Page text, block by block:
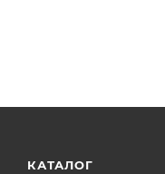
КАТАЛОГ